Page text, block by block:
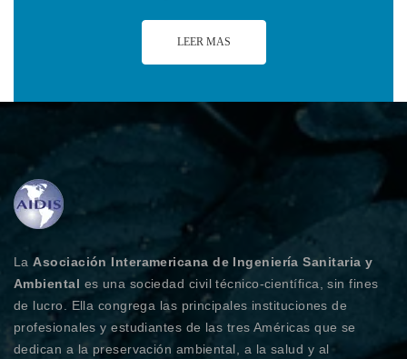
LEER MAS
LaAsociación Interamericana de Ingeniería Sanitaria y
Ambiental es una sociedad civil técnico-científica, sin fines
de lucro. Ella congrega las principales instituciones de
profesionales y estudiantes de las tres Américas que se
dedican a la preservación ambiental, a la salud y al